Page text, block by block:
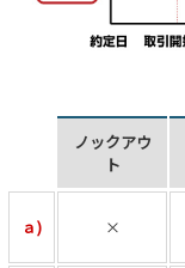
ノックアウ
ト
ａ) ×